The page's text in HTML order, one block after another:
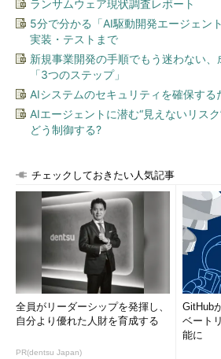
ランサムウェア現状調査レポート
5分で分かる「AI駆動開発エージェン
実装・テストまで
新規事業開発の手順でもう迷わない
「3つのステップ」
AIシステムのセキュリティを確保する
AIエージェントに潜む“見えないリス
どう制御する?
チェックしておきたい人気記事
全員がリーダーシップを発揮し、
自分より優れた人財を育成する
PR(dentsu Japan)
GitHub
ベート
能に